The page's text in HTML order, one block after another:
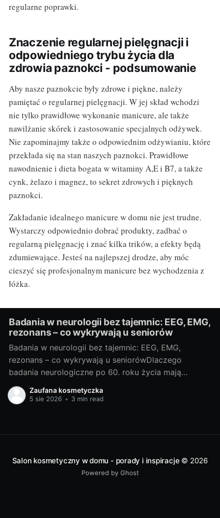
regularne poprawki.
Znaczenie regularnej pielęgnacji i
odpowiedniego trybu życia dla
zdrowia paznokci - podsumowanie
Aby nasze paznokcie były zdrowe i piękne, należy
pamiętać o regularnej pielęgnacji. W jej skład wchodzi
nie tylko prawidłowe wykonanie manicure, ale także
nawilżanie skórek i zastosowanie specjalnych odżywek.
Nie zapominajmy także o odpowiednim odżywianiu, które
przekłada się na stan naszych paznokci. Prawidłowe
nawodnienie i dieta bogata w witaminy A,E i B7, a także
cynk, żelazo i magnez, to sekret zdrowych i pięknych
paznokci.
Zakładanie idealnego manicure w domu nie jest trudne.
Wystarczy odpowiednio dobrać produkty, zadbać o
regularną pielęgnację i znać kilka trików, a efekty będą
zdumiewające. Jesteś na najlepszej drodze, aby móc
cieszyć się profesjonalnym manicure bez wychodzenia z
łóżka.
Badania w neurologii bez tajemnic: EEG, EMG,
rezonans – co wykrywają u seniorów
Badania w neurologii bez tajemnic: EEG, EMG,
rezonans – co wykrywają u seniorówDlaczego
badania neurologiczne po 60. roku życia mają
znaczenieJako blogerka, ale i miłośniczka rzetelnej
wiedzy medycznej, często widzę, że u osób po 60.
szybka diagnoza pozwala
Zaufana kosmetyczka
5 sie 2026 • 3 min read
Salon kosmetyczny w domu - porady i inspiracje © 2026
Powered by Ghost